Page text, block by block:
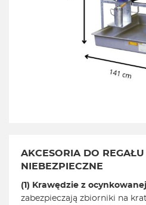
AKCESORIA DO
NIEBEZPIECZNE
(1) Krawędzie z
zabezpieczają zbiorniki na